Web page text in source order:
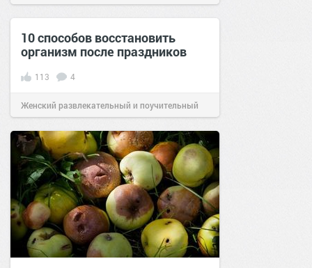
10 способов восстановить
организм после праздников
113 4
Женский развлекательный и поучительный
сайт.19:5810 янв 2020